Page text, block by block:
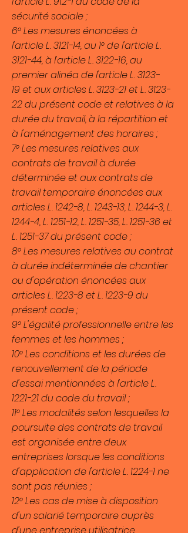
sécurité sociale ;
6° Les mesures énoncées à
l'articleL. 3121-14, au 1° de l'articleL.
3121-44, à l'articleL. 3122-16, au
premier alinéa de l'articleL. 3123-
19 et aux articles L. 3123-21 et L. 3123-
22du présent code et relatives à la
durée du travail, à la répartition et
à l'aménagement des horaires ;
7° Les mesures relatives aux
contrats de travail à durée
déterminée et aux contrats de
travail temporaire énoncées aux
articles L. 1242-8, L. 1243-13,L. 1244-3,L.
1244-4,L. 1251-12,L. 1251-35, L. 1251-36 et
L. 1251-37du présent code ;
8° Les mesures relatives au contrat
à durée indéterminée de chantier
ou d'opération énoncées aux
articles L. 1223-8 et L. 1223-9 du
présent code ;
9° L'égalité professionnelle entre les
femmes et les hommes ;
10° Les conditions et les durées de
renouvellement de la période
d'essai mentionnées à l'articleL.
1221-21du code du travail ;
11° Les modalités selon lesquelles la
poursuite des contrats de travail
est organisée entre deux
entreprises lorsque les conditions
d'application de l'articleL. 1224-1ne
sont pas réunies ;
12° Les cas de mise à disposition
d'un salarié temporaire auprès